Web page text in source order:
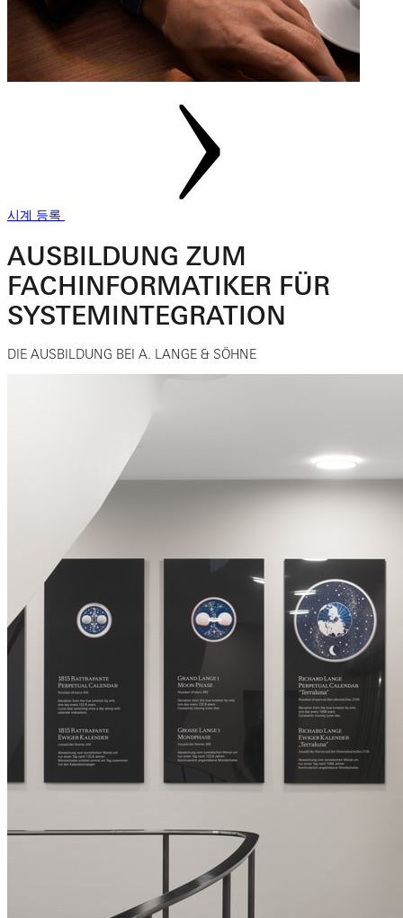
시계 등록
AUSBILDUNG ZUM
FACHINFORMATIKER FÜR
SYSTEMINTEGRATION
DIE AUSBILDUNG BEI A. LANGE & SÖHNE